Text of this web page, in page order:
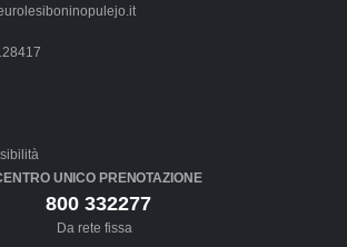
UNICO PRENOTAZIONE
800 332277
Da rete fissa